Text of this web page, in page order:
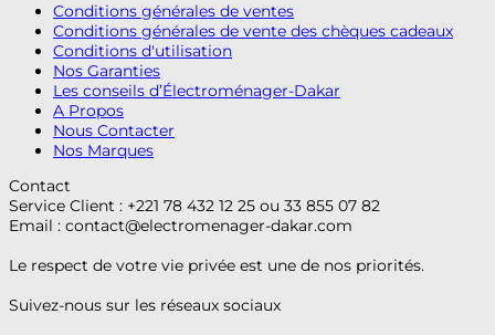
Conditions générales de ventes
Conditions générales de vente des chèques cadeaux
Conditions d'utilisation
Nos Garanties
Les conseils d’Électroménager-Dakar
A Propos
Nous Contacter
Nos Marques
Contact
Service Client : +221 78 432 12 25 ou 33 855 07 82
Email : contact@electromenager-dakar.com
Le respect de votre vie privée est une de nos priorités.
Suivez-nous sur les réseaux sociaux